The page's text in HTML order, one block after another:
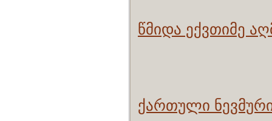
წმიდა ექვთიმე
ქართული